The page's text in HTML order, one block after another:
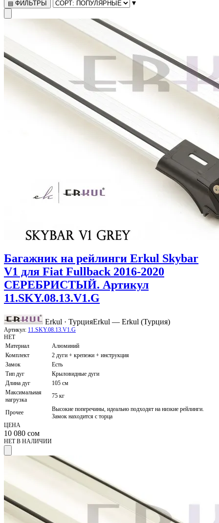
▤ ФИЛЬТРЫ ▾
Багажник на рейлинги Erkul Skybar
V1 для Fiat Fullback 2016-2020
СЕРЕБРИСТЫЙ. Артикул
11.SKY.08.13.V1.G
Erkul · ТурцияErkul — Erkul (Турция)
Артикул: 11.SKY.08.13.V1.G
НЕТ
Материал
Алюминий
Комплект
2 дуги + крепежи + инструкция
Замок
Есть
Тип дуг
Крыловидные дуги
Длина дуг
105 см
Максимальная
нагрузка
75 кг
Прочее
Высокие поперечины, идеально подходят на низкие рейлинги.
Замок находится с торца
ЦЕНА
10 080 сом
НЕТ В НАЛИЧИИ